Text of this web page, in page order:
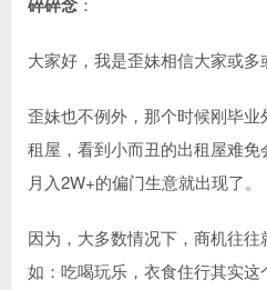
大家好，我是歪妹相信大家或多
歪妹也不例外，那个时候刚毕
租屋，看到小而丑的出租屋难
月入2W+的偏门生意就出现了。
因为，大多数情况下，商机往
如：吃喝玩乐，衣食住行其实